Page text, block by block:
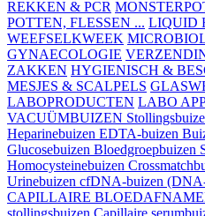
REKKEN & PCR
POTTEN, FLESSEN ... LIQUID
WEEFSELKWEEK
GYNAECOLOGIE
ZAKKEN HYGIENISCH &
MESJES & SCALPELS
LABOPRODUCTEN LABO
VACUÜMBUIZEN
Heparinebuizen EDTA-buizen
Glucosebuizen Bloedgroepbuizen
Homocysteinebuizen
Urinebuizen cfDNA-buizen
CAPILLAIRE